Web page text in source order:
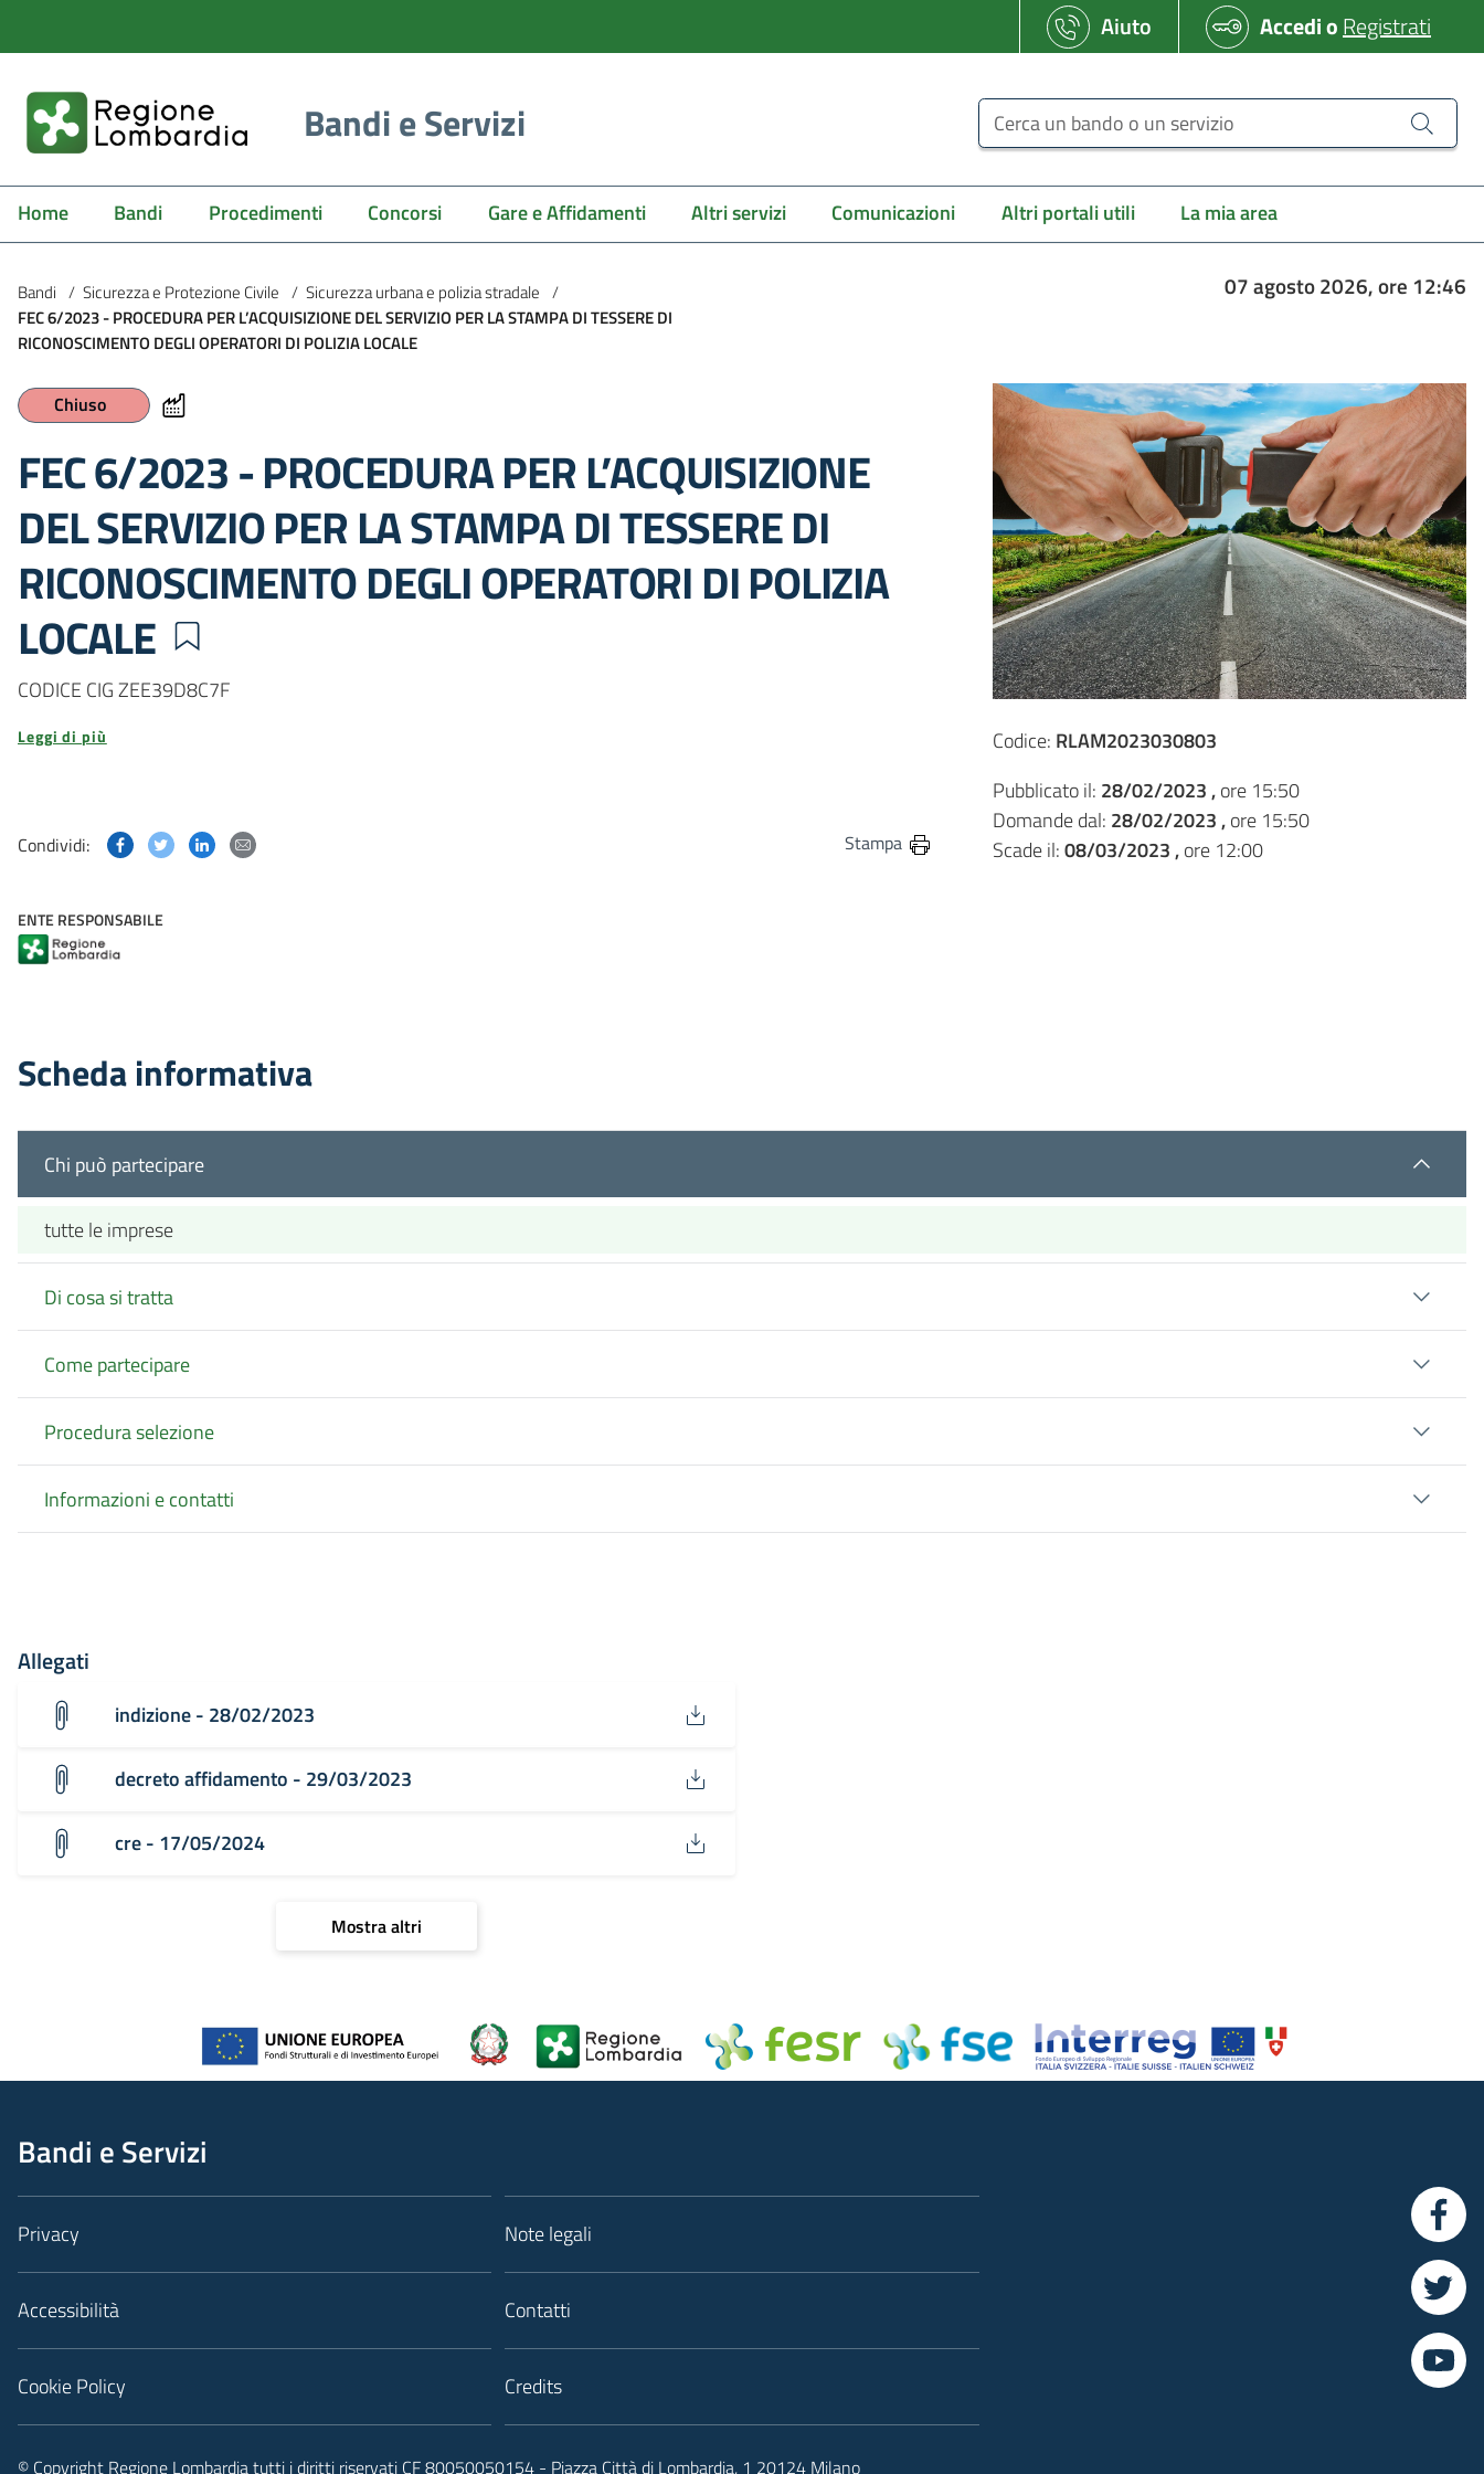
Aiuto AccedioRegistrati
Bandi e Servizi Cerca un bando o un servizio
Home Bandi Procedimenti Concorsi Gare e Affidamenti Altri servizi Comunicazioni Altri portali utili La mia area
Bandi / Sicurezza e Protezione Civile / Sicurezza urbana e polizia stradale /
FEC 6/2023 - PROCEDURA PER L’ACQUISIZIONE DEL SERVIZIO PER LA STAMPA DI TESSERE DI
RICONOSCIMENTO DEGLI OPERATORI DI POLIZIA LOCALE
07 agosto 2026, ore 12:46
Chiuso
FEC 6/2023 - PROCEDURA PER L’ACQUISIZIONE
DEL SERVIZIO PER LA STAMPA DI TESSERE DI
RICONOSCIMENTO DEGLI OPERATORI DI POLIZIA
LOCALE
CODICE CIG ZEE39D8C7F
Leggi di più
Condividi: Condividi questa pagina su Facebook
Condividi questa pagina su Twitter
Condividi questa pagina su Linkedin Stampa
ENTE RESPONSABILE
Codice: RLAM2023030803
Pubblicato il: 28/02/2023 ,ore 15:50
Domande dal: 28/02/2023 ,ore 15:50
Scade il:08/03/2023 ,ore 12:00
Scheda informativa
Chi può partecipare
tutte le imprese
Di cosa si tratta
Come partecipare
Procedura selezione
Informazioni e contatti
Allegati
indizione - 28/02/2023
decreto affidamento - 29/03/2023
cre - 17/05/2024
Mostra altri
Bandi e Servizi
Privacy
Accessibilità
Cookie Policy
Note legali
Contatti
Credits
© Copyright Regione Lombardia tutti i diritti riservati CF 80050050154 - Piazza Città di Lombardia, 1 20124 Milano